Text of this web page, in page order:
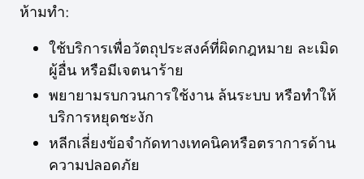
ห้ามทำ:
ใช้บริการเพื่อวัตถุประสงค์ที่ผิดกฎหมาย ละเมิด
ผู้อื่น หรือมีเจตนาร้าย
พยายามรบกวนการใช้งาน ล้นระบบ หรือทำให้
บริการหยุดชะงัก
หลีกเลี่ยงข้อจำกัดทางเทคนิคหรือตราการด้าน
ความปลอดภัย